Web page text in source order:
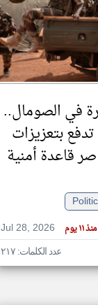
في الصومال..
بتعزيزات
قاعدة أمنية
Jul 28, 2026
منذ ١١ يوم
عدد الكلمات: ٢١٧